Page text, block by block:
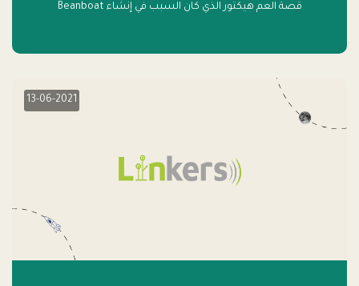
قصة العم هيكتور الذي كان السبب في إنشاء Beanboat
13-06-2021